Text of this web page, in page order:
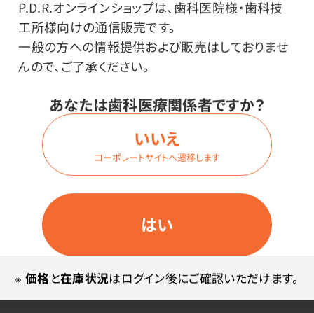
P.D.R.オンラインショップは、歯科医院様・歯科技
工所様向けの通信販売です。
一般の方への情報提供および販売はしておりませ
んので、ご了承ください。
あなたは歯科医療関係者ですか？
はい
いいえ
コーポレートサイトへ遷移します
※ 価格と在庫状況はログイン後にご確認いただけます。
上カップウォーマー。薄くてコンパクトなので持ち運びも
便利。USB接続で簡単に使用できます。
電源を入れてから4時間後に、自動で電源がOFFになる
表面温度95℃。
冷たい飲み物を加熱するのではなく、温かい飲み物を冷
めにくくする商品です。
底面8cm以下のカップに使用できます。
メーカー・ブランド